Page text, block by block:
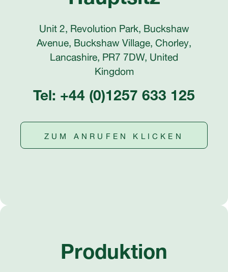
Unit 2, Revolution Park, Buckshaw
Avenue, Buckshaw Village, Chorley,
Lancashire, PR7 7DW, United
Kingdom
Tel: +44 (0)1257 633 125
ZUM ANRUFEN KLICKEN
Produktion